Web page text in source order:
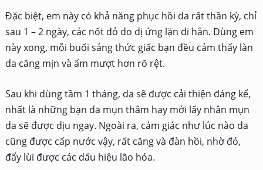
Đặc biệt, em này có khả năng phục hồi da rất thần kỳ, chỉ
sau 1 – 2 ngày, các nốt đỏ do dị ứng lặn đi hẳn. Dùng em
này xong, mỗi buổi sáng thức giấc bạn đều cảm thấy làn
da căng mịn và ẩm mượt hơn rõ rệt.
Sau khi dùng tầm 1 tháng, da sẽ được cải thiện đáng kể,
nhất là những bạn da mụn thâm hay mới lấy nhân mụn
da sẽ được dịu ngay. Ngoài ra, cảm giác như lúc nào da
cũng được cấp nước vậy, rất căng và đàn hồi, nhờ đó,
đẩy lùi được các dấu hiệu lão hóa.